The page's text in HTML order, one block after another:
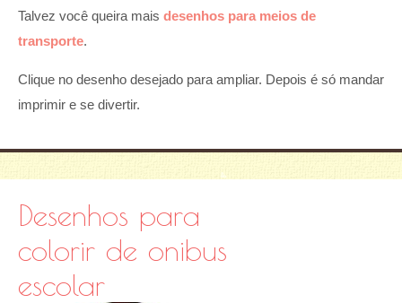
Talvez você queira mais desenhos para meios de
transporte.
Clique no desenho desejado para ampliar. Depois é só mandar
imprimir e se divertir.
Desenhos para
colorir de onibus
escolar